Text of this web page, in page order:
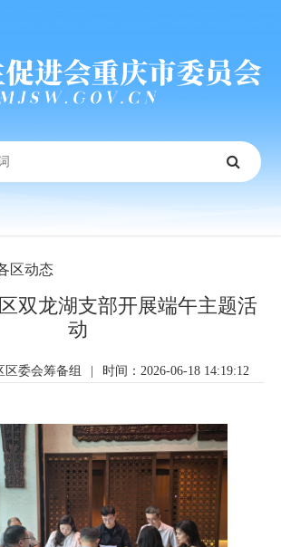
区动态
双龙湖支部开展端午主题活
动
区委会筹备组 时间：2026-06-18 14:19:12